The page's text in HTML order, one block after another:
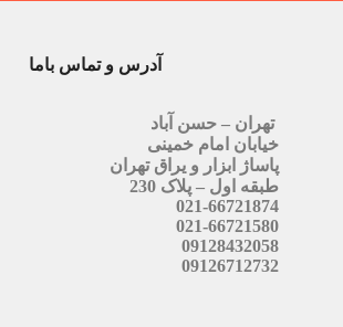
آدرس و تماس باما
تهران – حسن آباد
خیابان امام خمینی
پاساژ ابزار و یراق تهران
طبقه اول – پلاک 230
021-66721874
021-66721580
09128432058
09126712732